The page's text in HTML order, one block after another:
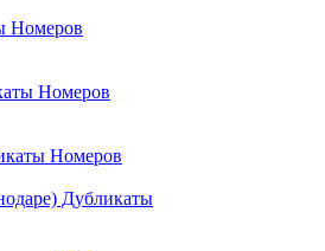
Номеров
Номеров
Номеров
Дубликаты